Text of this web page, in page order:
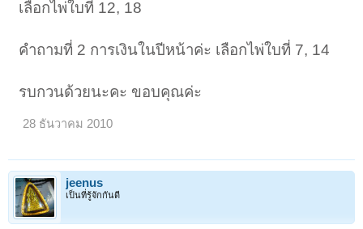
เลือกไพ่ใบที่ี 12, 18
คำถามที่ 2 การเงินในปีหน้าค่ะ เลือกไพ่ใบที่ 7, 14
รบกวนด้วยนะคะ ขอบคุณค่ะ
28 ธันวาคม 2010
jeenus
เป็นที่รู้จักกันดี